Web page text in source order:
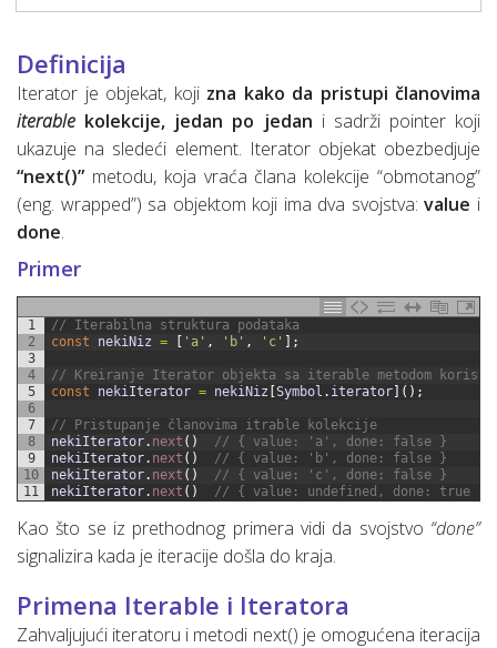
Definicija
Iterator je objekat, koji zna kako da pristupi članovima
iterable kolekcije, jedan po jedan i sadrži pointer koji
ukazuje na sledeći element. Iterator objekat obezbedjuje
“next()” metodu, koja vraća člana kolekcije “obmotanog”
(eng. wrapped”) sa objektom koji ima dva svojstva:value i
done.
Primer
1
2
3
4
5
6
7
8
9
10
11
// Iterabilna struktura podataka
const
nekiNiz = 'a' , 'b' , 'c' ;
// Kreiranje Iterator objekta sa iterable metodom
const
nekiIterator = nekiNiz Symbol . iterator ( ) ;
// Pristupanje članovima itrable kolekcije
nekiIterator. next ( )
// { value: 'a', done: false }
nekiIterator. next ( )
// { value: 'b', done: false }
nekiIterator. next ( )
// { value: 'c', done: false }
nekiIterator. next ( ) // { value: undefined, done: true }
Kao što se iz prethodnog primera vidi da svojstvo “done”
signalizira kada je iteracije došla do kraja.
Primena Iterable i Iteratora
Zahvaljujući iteratoru i metodi next() je omogućena iteracija